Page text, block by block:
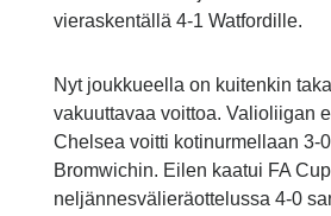
vieraskentällä 4-1 Watfordille.
Nyt joukkueella on kuitenkin
vakuuttavaa voittoa. Valioliigan
Chelsea voitti kotinurmellaan 3-
Bromwichin. Eilen kaatui FA
neljännesvälieräottelussa 4-0